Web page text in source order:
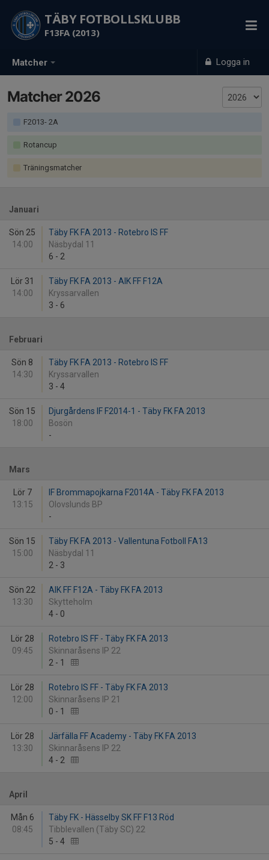
Matcher Logga in
TÄBY FOTBOLLSKLUBB
F13FA (2013)
Matcher 2026
F2013- 2A
Rotancup
Träningsmatcher
Januari
Sön 25
14:00
Täby FK FA 2013 - Rotebro IS FF
Näsbydal 11
6 - 2
Lör 31
14:00
Täby FK FA 2013 - AIK FF F12A
Kryssarvallen
3 - 6
Februari
Sön 8
14:30
Täby FK FA 2013 - Rotebro IS FF
Kryssarvallen
3 - 4
Sön 15
18:00
Djurgårdens IF F2014-1 - Täby FK FA 2013
Bosön
-
Mars
Lör 7
13:15
IF Brommapojkarna F2014A - Täby FK FA 2013
Olovslunds BP
-
Sön 15
15:00
Täby FK FA 2013 - Vallentuna Fotboll FA13
Näsbydal 11
2 - 3
Sön 22
13:30
AIK FF F12A - Täby FK FA 2013
Skytteholm
4 - 0
Lör 28
09:45
Rotebro IS FF - Täby FK FA 2013
Skinnaråsens IP 22
2 - 1
Lör 28
12:00
Rotebro IS FF - Täby FK FA 2013
Skinnaråsens IP 21
0 - 1
Lör 28
13:30
Järfälla FF Academy - Täby FK FA 2013
Skinnaråsens IP 22
4 - 2
April
Mån 6
08:45
Täby FK - Hässelby SK FF F13 Röd
Tibblevallen (Täby SC) 22
5 - 4